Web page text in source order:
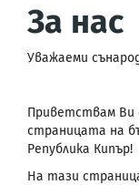
За нас
Уважаеми
Приветствам Ви
страницата на
Република Кипър!
На тази